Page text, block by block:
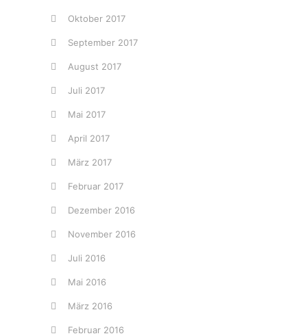
Oktober 2017
September 2017
August 2017
Juli 2017
Mai 2017
April 2017
März 2017
Februar 2017
Dezember 2016
November 2016
Juli 2016
Mai 2016
März 2016
Februar 2016